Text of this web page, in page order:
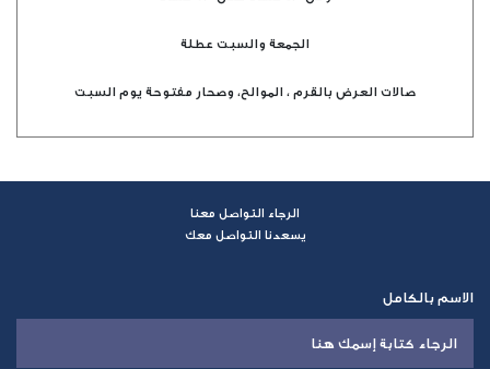
الجمعة والسبت عطلة
صالات العرض بالقرم ، الموالح، وصحار مفتوحة يوم السبت
الرجاء التواصل معنا
يسعدنا التواصل معك
الاسم بالكامل